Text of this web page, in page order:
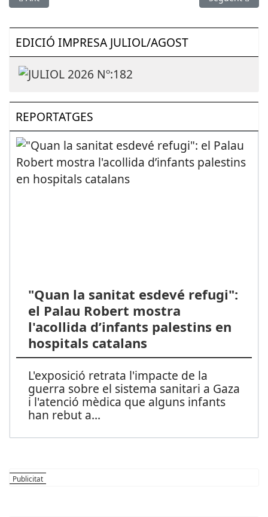
EDICIÓ IMPRESA JULIOL/AGOST
REPORTATGES
"Quan la sanitat esdevé refugi":
el Palau Robert mostra
l'acollida d’infants palestins en
hospitals catalans
L'exposició retrata l'impacte de la
guerra sobre el sistema sanitari a Gaza
i l'atenció mèdica que alguns infants
han rebut a...